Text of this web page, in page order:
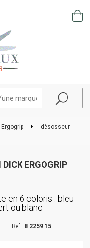
désosseur
ERGOGRIP
en 6 coloris : bleu -
ou blanc
8 2259 15